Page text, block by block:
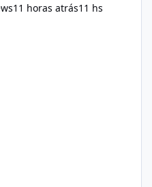
11 horas atrás11 hs